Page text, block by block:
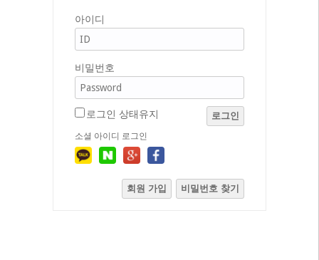
아이디
비밀번호
로그인 상태유지 로그인
소셜 아이디 로그인
회원 가입 비밀번호 찾기